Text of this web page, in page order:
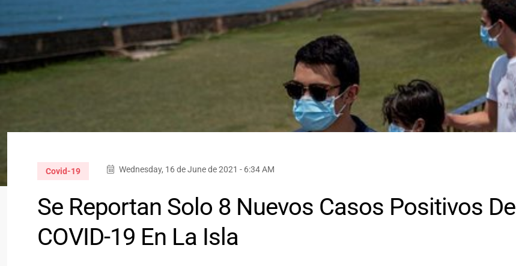
Covid-19 Wednesday, 16 de June de 2021 - 6:34 AM
Se Reportan Solo 8 Nuevos Casos Positivos De
COVID-19 En La Isla